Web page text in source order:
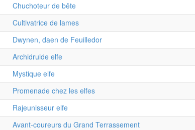
Chuchoteur de bête
Cultivatrice de lames
Dwynen, daen de Feuilledor
Archidruide elfe
Mystique elfe
Promenade chez les elfes
Rajeunisseur elfe
Avant-coureurs du Grand Terrassement